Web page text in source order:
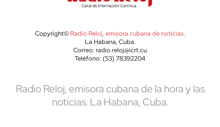
Copyright© Radio Reloj, emisora cubana de noticias.
La Habana, Cuba.
Correo: radio.reloj@icrt.cu
Teléfono: (53) 78392204
Radio Reloj, emisora cubana de la hora y las
noticias. La Habana, Cuba.